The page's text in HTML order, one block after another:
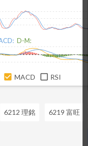
D-M:
MACD RSI
6212 理銘 6219 富旺